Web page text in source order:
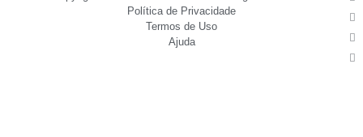
Política de Privacidade
Termos de Uso
Ajuda